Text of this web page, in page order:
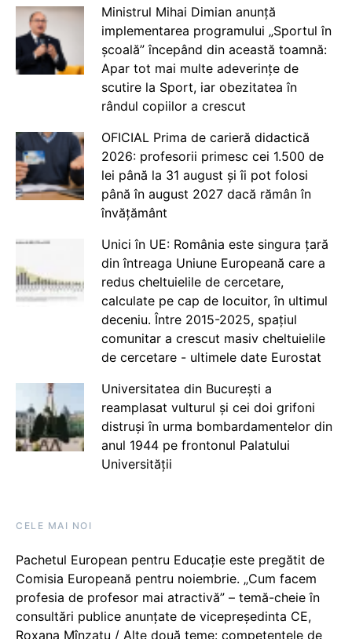
Ministrul Mihai Dimian anunță
implementarea programului „Sportul în
școală” începând din această toamnă:
Apar tot mai multe adeverințe de
scutire la Sport, iar obezitatea în
rândul copiilor a crescut
OFICIAL Prima de carieră didactică
2026: profesorii primesc cei 1.500 de
lei până la 31 august și îi pot folosi
până în august 2027 dacă rămân în
învățământ
Unici în UE: România este singura țară
din întreaga Uniune Europeană care a
redus cheltuielile de cercetare,
calculate pe cap de locuitor, în ultimul
deceniu. Între 2015-2025, spațiul
comunitar a crescut masiv cheltuielile
de cercetare - ultimele date Eurostat
Universitatea din București a
reamplasat vulturul și cei doi grifoni
distruși în urma bombardamentelor din
anul 1944 pe frontonul Palatului
Universității
CELE MAI NOI
Pachetul European pentru Educație este pregătit de
Comisia Europeană pentru noiembrie. „Cum facem
profesia de profesor mai atractivă” – temă-cheie în
consultări publice anunțate de vicepreședinta CE,
Roxana Mînzatu / Alte două teme: competențele de